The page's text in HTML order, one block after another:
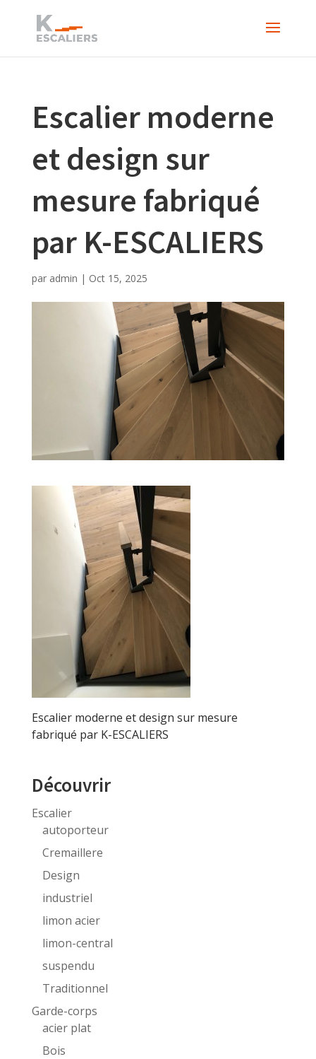
Escalier moderne
et design sur
mesure fabriqué
par K-ESCALIERS
par admin | Oct 15, 2025
Escalier moderne et design sur mesure
fabriqué par K-ESCALIERS
Découvrir
Escalier
autoporteur
Cremaillere
Design
industriel
limon acier
limon-central
suspendu
Traditionnel
Garde-corps
acier plat
Bois